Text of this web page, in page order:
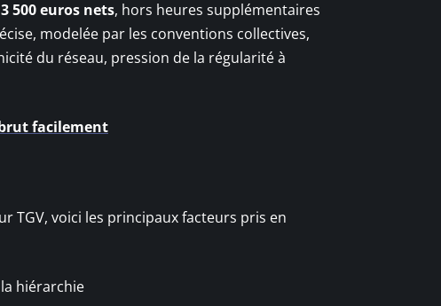
500 euros nets, hors heures supplémentaires
modelée par les conventions collectives,
du réseau, pression de la régularité à
facilement
TGV, voici les principaux facteurs pris en
hiérarchie